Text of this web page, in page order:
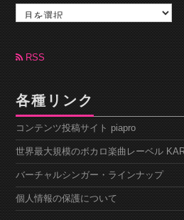
カ
ブ RSS
各種リンク
コンテンツ投稿サイト piapro
世界最大規模のボカロ楽曲レーベル
バーチャルシンガー・ラインナップ
個人情報の保護について